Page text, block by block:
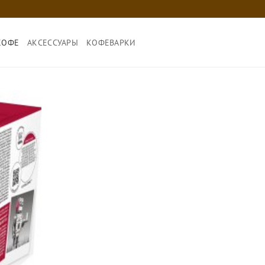
АКСЕССУАРЫ КОФЕВАРКИ